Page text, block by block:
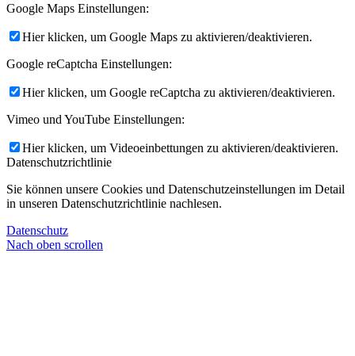
Google Maps Einstellungen:
Hier klicken, um Google Maps zu aktivieren/deaktivieren.
Google reCaptcha Einstellungen:
Hier klicken, um Google reCaptcha zu aktivieren/deaktivieren.
Vimeo und YouTube Einstellungen:
Hier klicken, um Videoeinbettungen zu aktivieren/deaktivieren.
Datenschutzrichtlinie
Sie können unsere Cookies und Datenschutzeinstellungen im Detail
in unseren Datenschutzrichtlinie nachlesen.
Datenschutz
Nach oben scrollen